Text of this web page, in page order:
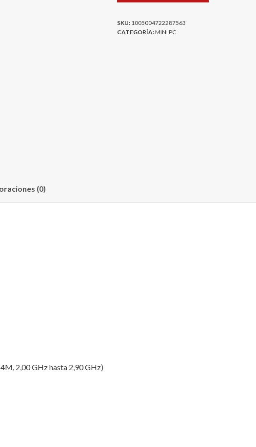
era:
es:
SKU: 1005004722287563
CATEGORÍA:MINI PC
(0)
2,00 GHz hasta 2,90 GHz)